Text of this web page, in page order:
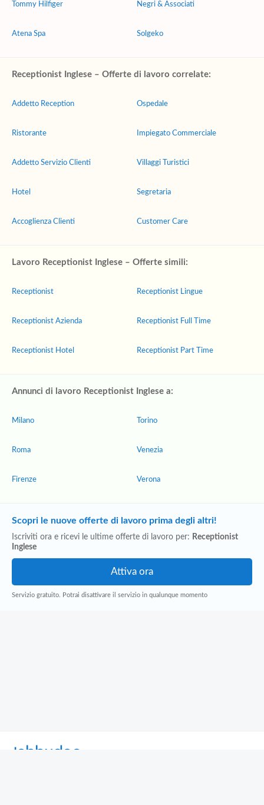
Tommy Hilfiger
Atena Spa
Negri & Associati
Solgeko
Receptionist Inglese – Offerte di lavoro correlate:
Addetto Reception
Ristorante
Addetto Servizio Clienti
Hotel
Accoglienza Clienti
Ospedale
Impiegato Commerciale
Villaggi Turistici
Segretaria
Customer Care
Lavoro Receptionist Inglese – Offerte simili:
Receptionist
Receptionist Azienda
Receptionist Hotel
Receptionist Lingue
Receptionist Full Time
Receptionist Part Time
Annunci di lavoro Receptionist Inglese a:
Milano
Roma
Firenze
Torino
Venezia
Verona
Scopri le nuove offerte di lavoro prima degli altri!
Iscriviti ora e ricevi le ultime offerte di lavoro per: Receptionist
Inglese
Servizio gratuito. Potrai disattivare il servizio in qualunque momento
Jobbydoo